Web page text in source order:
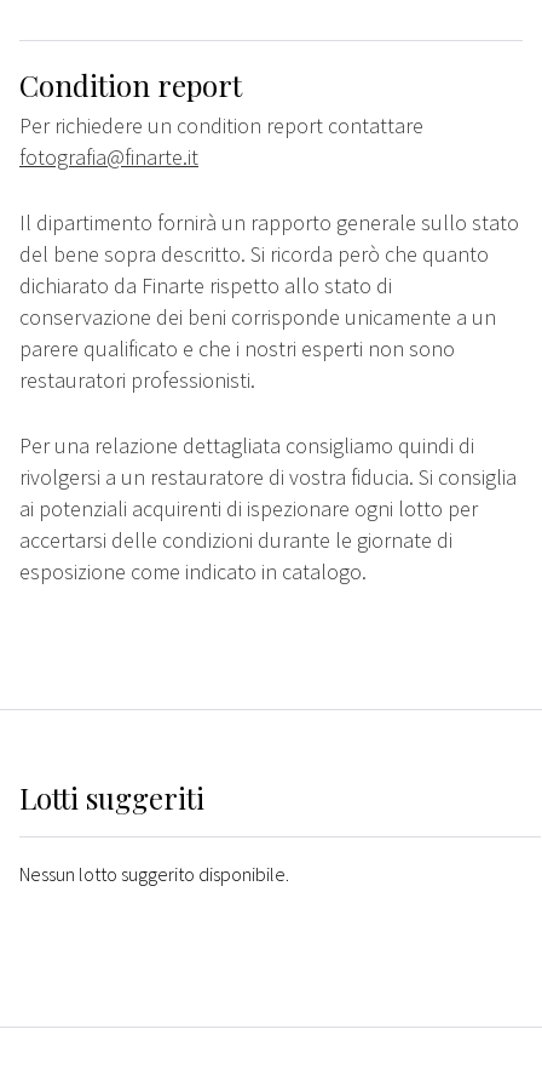
Condition report
Per richiedere un condition report contattare
fotografia@finarte.it
Il dipartimento fornirà un rapporto generale sullo stato
del bene sopra descritto. Si ricorda però che quanto
dichiarato da Finarte rispetto allo stato di
conservazione dei beni corrisponde unicamente a un
parere qualificato e che i nostri esperti non sono
restauratori professionisti.
Per una relazione dettagliata consigliamo quindi di
rivolgersi a un restauratore di vostra fiducia. Si consiglia
ai potenziali acquirenti di ispezionare ogni lotto per
accertarsi delle condizioni durante le giornate di
esposizione come indicato in catalogo.
Lotti suggeriti
Nessun lotto suggerito disponibile.